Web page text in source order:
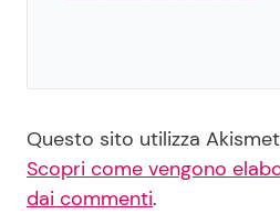
Questo sito utilizza
Scopri come vengono
dai commenti.